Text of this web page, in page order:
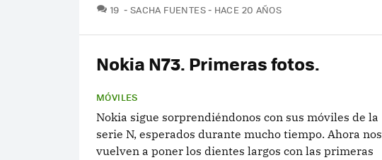
19 COMENTARIOS
SACHA FUENTES HACE 20 AÑOS
Nokia N73. Primeras fotos.
MÓVILES
Nokia sigue sorprendiéndonos con sus móviles de la
serie N, esperados durante mucho tiempo. Ahora nos
vuelven a poner los dientes largos con las primeras